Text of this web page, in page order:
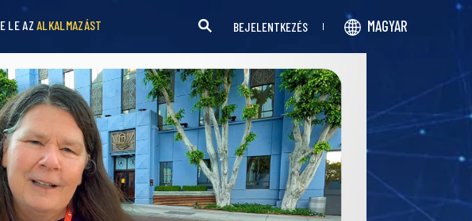
LE AZALKALMAZÁST BEJELENTKEZÉS MAGYAR